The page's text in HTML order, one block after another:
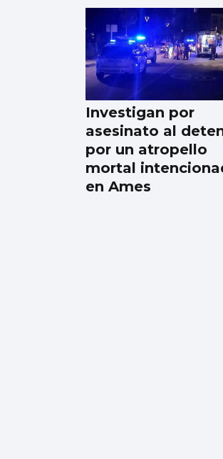
SANIDAD
Pacientes de Vigo
participan en un
estudio sobre
hemodiálisis
Investigan por
asesinato al
por un atropello
mortal
en Ames